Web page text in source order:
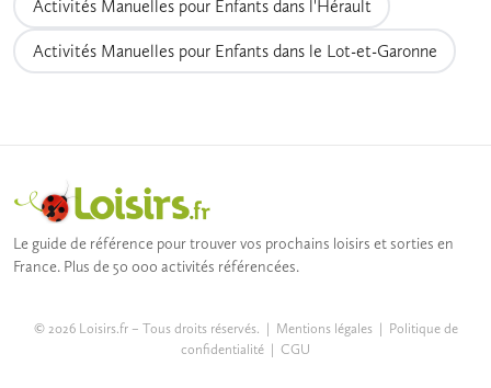
Activités Manuelles pour Enfants dans l'Hérault
Activités Manuelles pour Enfants dans le Lot-et-Garonne
Le guide de référence pour trouver vos prochains loisirs et sorties en
France. Plus de 50 000 activités référencées.
© 2026 Loisirs.fr – Tous droits réservés. | Mentions légales| Politique de
confidentialité | CGU